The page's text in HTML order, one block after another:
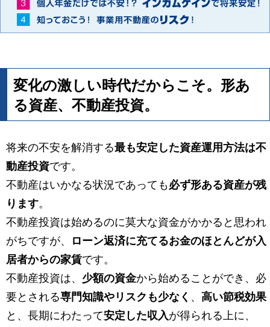
変化の激しい時代だからこそ。形あ
る資産、不動産投資。
将来の不安を解消する最も安定した資産運用方法は不
動産投資です。
不動産はいかなる状況であっても必ず形ある資産が残
ります。
不動産投資は始めるのに莫大な資金がかかると思われ
がちですが、
ローン返済に充てるお金のほとんどが入
居者からの家賃です。
不動産投資は、 少額の資金から始めることができ、必
要とされる専門知識やリスクも少なく 、 高い節税効果
と、長期にわたって安定した収入が得られる上に、